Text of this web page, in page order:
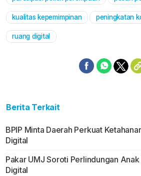
kualitas kepemimpinan peningkatan
ruang digital
Berita Terkait
BPIP Minta Daerah Perkuat
Digital
Pakar UMJ Soroti Perlindungan Anak
Digital